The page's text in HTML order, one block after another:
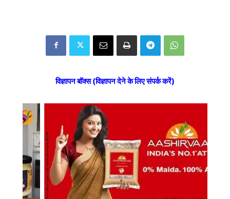
विज्ञापन बॉक्स (विज्ञापन देने के लिए संपर्क करें)